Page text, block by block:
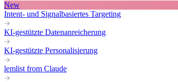
New
Intent- und Signalbasiertes Targeting
KI-gestützte Datenanreicherung
KI-gestützte Personalisierung
lemlist from Claude